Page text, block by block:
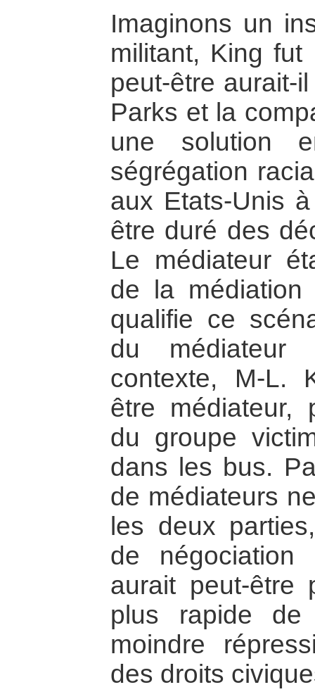
Imaginons un
militant, King
peut-être aurait-
Parks et la
une solution
ségrégation
aux Etats-Unis
être duré des
Le médiateur
de la médiation
qualifie ce
du
contexte, M-L.
être médiateur,
du groupe
dans les bus.
de médiateurs
les deux
de négociation
aurait peut-être
plus rapide
moindre
des droits